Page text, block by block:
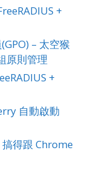
+
– 太空猴
原則管理
+
自動啟動
得跟 Chrome